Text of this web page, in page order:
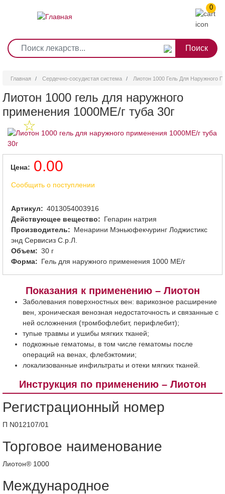
0
Главная Сердечно-сосудистая система Лиотон 1000 Гель Для Наружного
Лиотон 1000 гель для наружного
применения 1000МЕ/г туба 30г
Цена 0.00
Сообщить о поступлении
Артикул
4013054003916
Действующее вещество
Гепарин натрия
Производитель
Менарини Мэньюфекчуринг Лоджистикс
энд Сервисиз С.р.Л.
Объем
30 г
Форма
Гель для наружного применения 1000 МЕ/г
Показания к применению – Лиотон
Заболевания поверхностных вен: варикозное расширение
вен, хроническая венозная недостаточность и связанные с
ней осложнения (тромбофлебит, перифлебит);
тупые травмы и ушибы мягких тканей;
подкожные гематомы, в том числе гематомы после
операций на венах, флебэктомии;
локализованные инфильтраты и отеки мягких тканей.
Инструкция по применению – Лиотон
Регистрационный номер
П N012107/01
Торговое наименование
Лиотон® 1000
Международное